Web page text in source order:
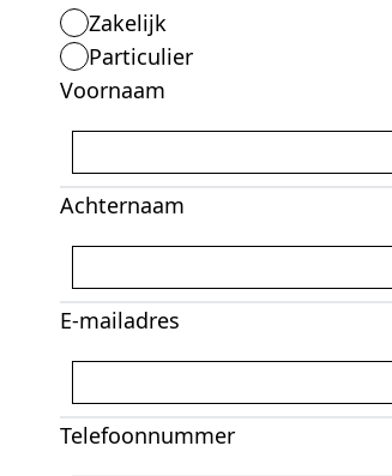
Zakelijk
Particulier
Voornaam
Achternaam
E-mailadres
Telefoonnummer